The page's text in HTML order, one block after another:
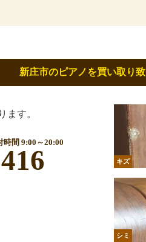
新庄市のピアノを買い取り致
ます。
時間 9:00～20:00
キズ
シミ